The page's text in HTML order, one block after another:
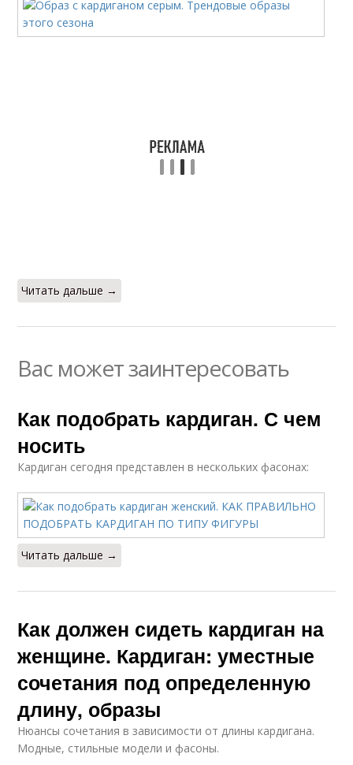
Читать дальше →
Вас может заинтересовать
Как подобрать кардиган. С чем
носить
Кардиган сегодня представлен в нескольких фасонах:
Читать дальше →
Как должен сидеть кардиган на
женщине. Кардиган: уместные
сочетания под определенную
длину, образы
Нюансы сочетания в зависимости от длины кардигана.
Модные, стильные модели и фасоны.